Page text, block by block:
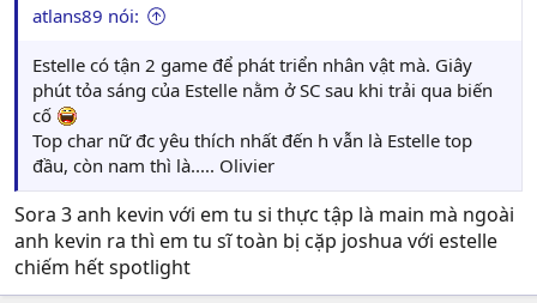
atlans89 nói:
Estelle có tận 2 game để phát triển nhân vật mà. Giây
phút tỏa sáng của Estelle nằm ở SC sau khi trải qua biến
cố
Top char nữ đc yêu thích nhất đến h vẫn là Estelle top
đầu, còn nam thì là..... Olivier
Sora 3 anh kevin với em tu si thực tập là main mà ngoài
anh kevin ra thì em tu sĩ toàn bị cặp joshua với estelle
chiếm hết spotlight